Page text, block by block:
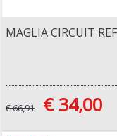
MAGLIA CIRCUIT
€ 66,91 € 34,00